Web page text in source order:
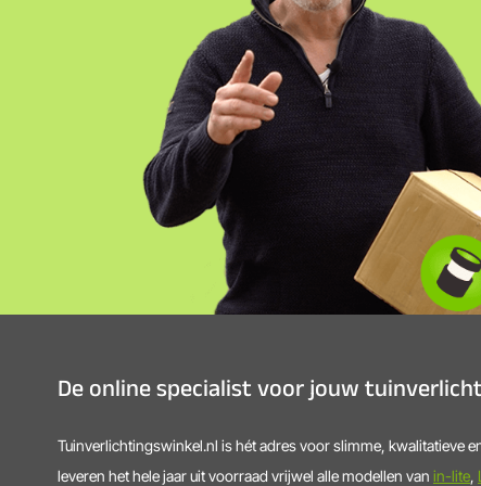
De online specialist voor jouw
Tuinverlichtingswinkel.nl is hét adres voor slimme, kwalitatieve
leveren het hele jaar uit voorraad vrijwel alle modellen van in-lite,